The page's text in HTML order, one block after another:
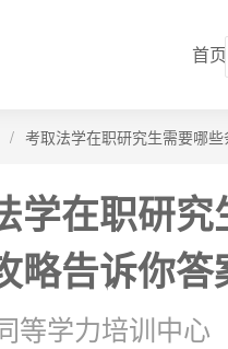
首页
/ 考取法学在职研究生需要哪
学在职研
略告诉你答
等学力培训中心